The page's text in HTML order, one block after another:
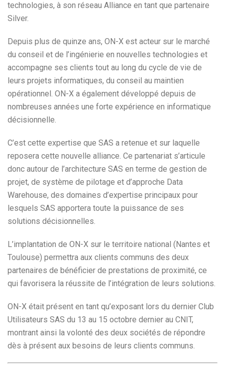
technologies, à son réseau Alliance en tant que partenaire
Silver.
Depuis plus de quinze ans, ON-X est acteur sur le marché
du conseil et de l’ingénierie en nouvelles technologies et
accompagne ses clients tout au long du cycle de vie de
leurs projets informatiques, du conseil au maintien
opérationnel. ON-X a également développé depuis de
nombreuses années une forte expérience en informatique
décisionnelle.
C’est cette expertise que SAS a retenue et sur laquelle
reposera cette nouvelle alliance. Ce partenariat s’articule
donc autour de l’architecture SAS en terme de gestion de
projet, de système de pilotage et d’approche Data
Warehouse, des domaines d’expertise principaux pour
lesquels SAS apportera toute la puissance de ses
solutions décisionnelles.
L’implantation de ON-X sur le territoire national (Nantes et
Toulouse) permettra aux clients communs des deux
partenaires de bénéficier de prestations de proximité, ce
qui favorisera la réussite de l’intégration de leurs solutions.
ON-X était présent en tant qu’exposant lors du dernier Club
Utilisateurs SAS du 13 au 15 octobre dernier au CNIT,
montrant ainsi la volonté des deux sociétés de répondre
dès à présent aux besoins de leurs clients communs.